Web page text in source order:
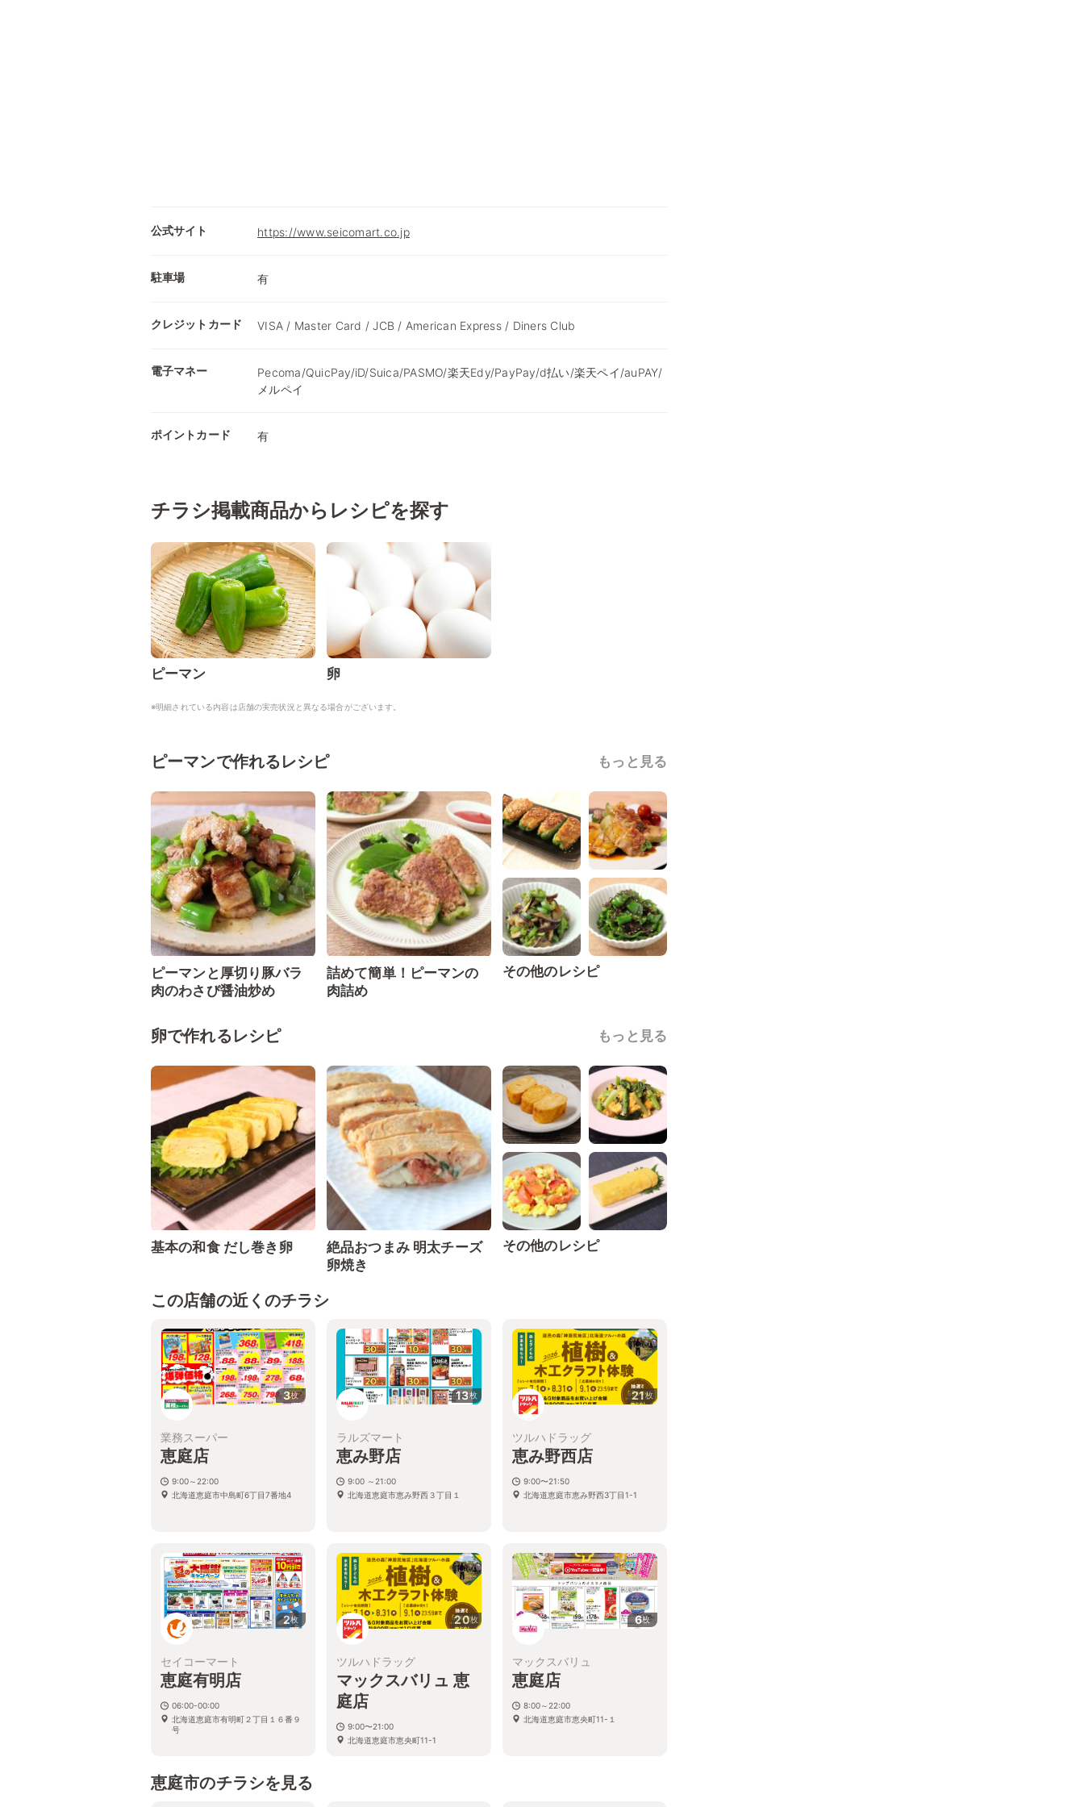
公式サイト https://www.seicomart.co.jp
駐車場 有
クレジットカード VISA / Master Card / JCB / American Express / Diners Club
電子マネー
Pecoma/QuicPay/iD/Suica/PASMO/楽天Edy/PayPay/d払い/楽天ペイ/auPAY/
メルペイ
ポイントカード 有
チラシ掲載商品からレシピを探す
ピーマン 卵
※明細されている内容は店舗の実売状況と異なる場合がございます。
ピーマンで作れるレシピ もっと見る
ピーマンと厚切り豚バラ
肉のわさび醤油炒め
詰めて簡単！ピーマンの
肉詰め
その他のレシピ
卵で作れるレシピ もっと見る
基本の和食 だし巻き卵
絶品おつまみ 明太チーズ
卵焼き
その他のレシピ
この店舗の近くのチラシ
3枚
業務スーパー
恵庭店
9:00～22:00
北海道恵庭市中島町6丁目7番地4
13枚
ラルズマート
恵み野店
9:00 ～21:00
北海道恵庭市恵み野西３丁目１
21枚
ツルハドラッグ
恵み野西店
9:00〜21:50
北海道恵庭市恵み野西3丁目1-1
2枚
セイコーマート
恵庭有明店
06:00-00:00
北海道恵庭市有明町２丁目１６番９
号
20枚
ツルハドラッグ
マックスバリュ 恵
庭店
9:00〜21:00
北海道恵庭市恵央町11-1
6枚
マックスバリュ
恵庭店
8:00～22:00
北海道恵庭市恵央町11-１
恵庭市のチラシを見る